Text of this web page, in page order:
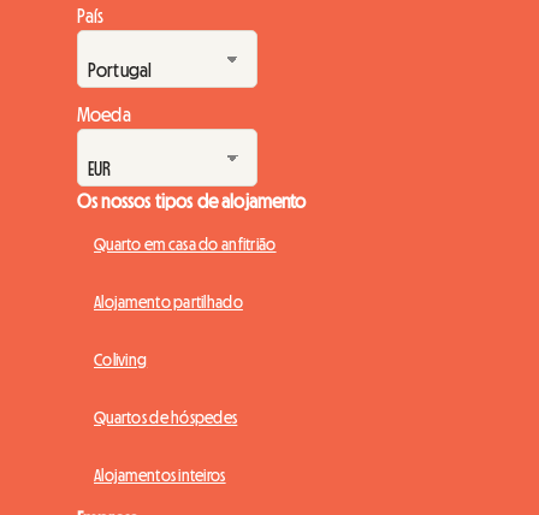
País
Moeda
Os nossos tipos de alojamento
Quarto em casa do anfitrião
Alojamento partilhado
Coliving
Quartos de hóspedes
Alojamentos inteiros